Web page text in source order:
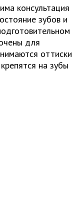
консультация
зубов и
для
оттиски
на зубы